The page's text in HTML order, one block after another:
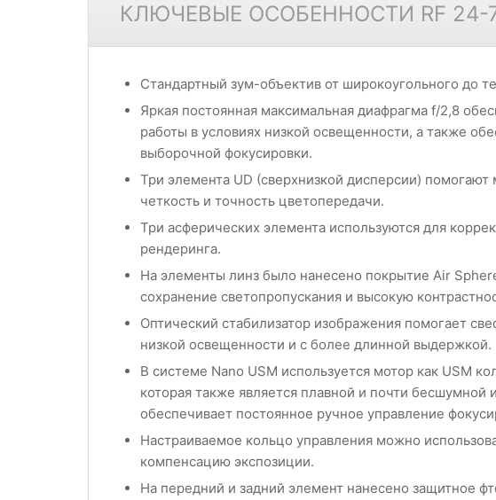
КЛЮЧЕВЫЕ ОСОБЕННОСТИ RF 24-
Стандартный зум-объектив от широкоугольного до
Яркая постоянная максимальная диафрагма f/2,8
работы в условиях низкой освещенности, а также
выборочной фокусировки.
Три элемента UD (сверхнизкой дисперсии)
четкость и точность цветопередачи.
Три асферических элемента используются для
рендеринга.
На элементы линз было нанесено покрытие Air
сохранение светопропускания и высокую
Оптический стабилизатор изображения помогает
низкой освещенности и с более длинной выдержкой.
В системе Nano USM используется мотор как USM
которая также является плавной и почти
обеспечивает постоянное ручное управление
Настраиваемое кольцо управления можно
компенсацию экспозиции.
На передний и задний элемент нанесено защитное